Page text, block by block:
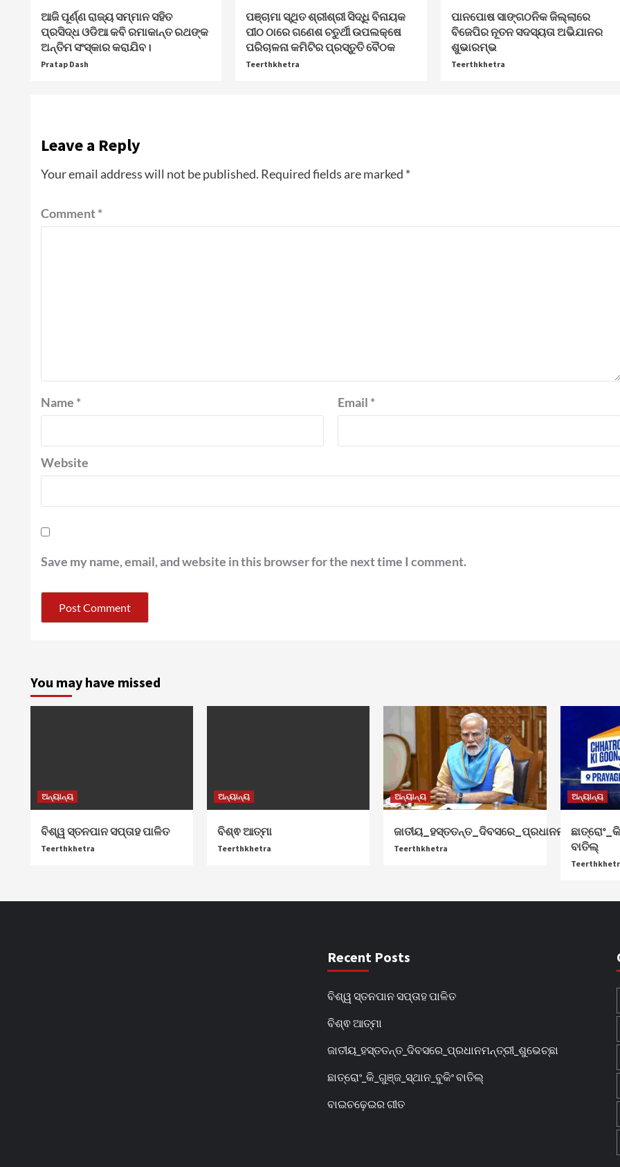
ଆଜି ପୂର୍ଣ୍ଣ ରାଜ୍ୟ ସମ୍ମାନ ସହିତ
ପ୍ରସିଦ୍ଧ ଓଡିଆ କବି ରମାକାନ୍ତ ରଥଙ୍କ
ଅନ୍ତିମ ସଂସ୍କାର କରାଯିବ।
Pratap Dash
ପଞ୍ଚାମା ସ୍ଥିତ ଶ୍ରୀଶ୍ରୀ ସିଦ୍ଧି ବିନାୟକ
ପୀଠ ଠାରେ ଗଣେଶ ଚତୁର୍ଥୀ ଉପଲକ୍ଷେ
ପରିଚାଳନା କମିଟିର ପ୍ରସ୍ତୁତି ବୈଠକ
Teerthkhetra
ପାନପୋଷ ସାଙ୍ଗଠନିକ ଜିଲ୍ଲାରେ
ବିଜେପିର ନୂତନ ସଦସ୍ୟତା ଅଭିଯାନର
ଶୁଭାରମ୍ଭ
Teerthkhetra
Leave a Reply
Your email address will not be published. Required fields are marked *
Comment*
Name * Email *
Website
Save my name, email, and website in this browser for the next time I comment.
You may have missed
ଅନ୍ୟାନ୍ୟ
ବିଶ୍ୱ ସ୍ତନପାନ ସପ୍ତାହ ପାଳିତ
Teerthkhetra
ଅନ୍ୟାନ୍ୟ
ବିଶ୍ଵ ଆତ୍ମା
Teerthkhetra
ଅନ୍ୟାନ୍ୟ
Teerthkhetra
ଅନ୍ୟାନ୍ୟ
ବାତିଲ୍
Recent Posts
ବିଶ୍ୱ ସ୍ତନପାନ ସପ୍ତାହ ପାଳିତ
ବିଶ୍ଵ ଆତ୍ମା
ଜାତୀୟ_ହସ୍ତତନ୍ତ_ଦିବସରେ_ପ୍ରଧାନମନ୍ତ୍ରୀ_ଶୁଭେଚ୍ଛା
ଛାତ୍ରୋଂ_କି_ଗୁଞ୍ଜ_ସ୍ଥାନ_ବୁକିଂ ବାତିଲ୍
ବାଇଚଢ଼େଇର ଗୀତ